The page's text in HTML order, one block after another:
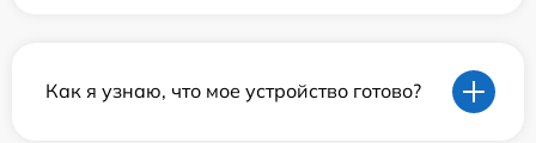
Как я узнаю, что мое устройство готово?